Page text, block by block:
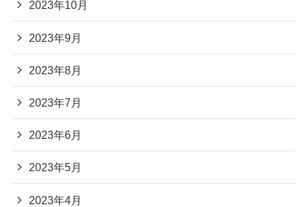
2023年10月
2023年9月
2023年8月
2023年7月
2023年6月
2023年5月
2023年4月